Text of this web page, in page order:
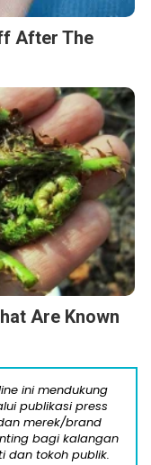
After The
Are Known
ini mendukung
publikasi press
merek/brand
bagi kalangan
dan tokoh publik.